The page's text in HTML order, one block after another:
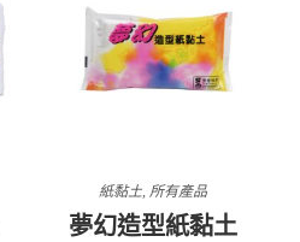
紙黏土, 所有產品
夢幻造型紙黏土